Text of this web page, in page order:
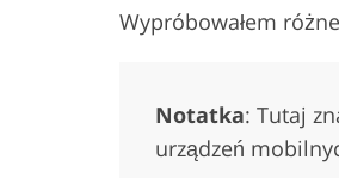
Wypróbowałem
Notatka: Tutaj
urządzeń